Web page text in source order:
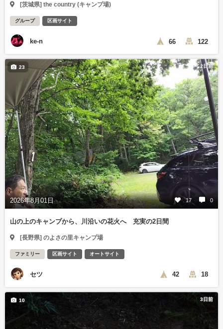
[茨城県] the country (キャンプ場)
グループ 区画サイト
ke-n 66 122
2日前
2026年8月01日 17 0
23
山の上のキャンプから、川沿いの花火へ 充実の2日間
[長野県] のよさの里キャンプ場
ファミリー 区画サイト オートサイト
セツ 42 18
3日前
10